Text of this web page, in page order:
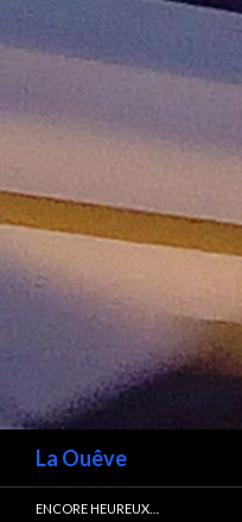
La Ouêve
ENCORE HEUREUX…